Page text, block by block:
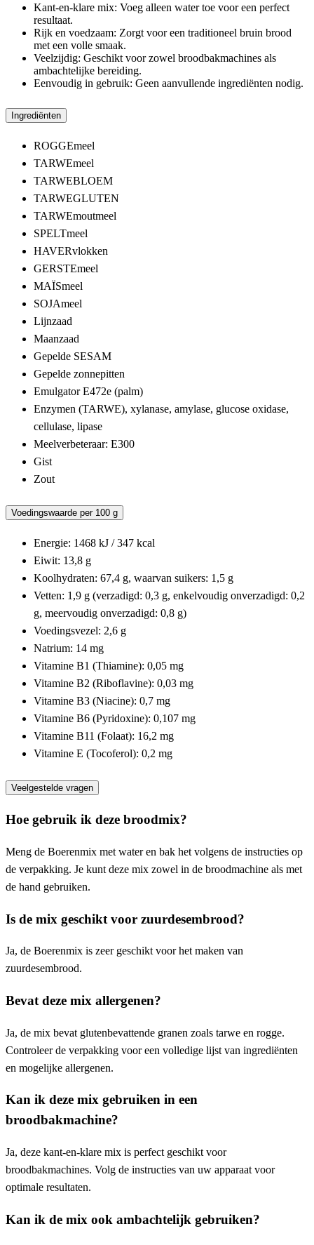
Kant-en-klare mix: Voeg alleen water toe voor een perfect
resultaat.
Rijk en voedzaam: Zorgt voor een traditioneel bruin brood
met een volle smaak.
Veelzijdig: Geschikt voor zowel broodbakmachines als
ambachtelijke bereiding.
Eenvoudig in gebruik: Geen aanvullende ingrediënten nodig.
Ingrediënten
ROGGEmeel
TARWEmeel
TARWEBLOEM
TARWEGLUTEN
TARWEmoutmeel
SPELTmeel
HAVERvlokken
GERSTEmeel
MAÏSmeel
SOJAmeel
Lijnzaad
Maanzaad
Gepelde SESAM
Gepelde zonnepitten
Emulgator E472e (palm)
Enzymen (TARWE), xylanase, amylase, glucose oxidase,
cellulase, lipase
Meelverbeteraar: E300
Gist
Zout
Voedingswaarde per 100 g
Energie: 1468 kJ / 347 kcal
Eiwit: 13,8 g
Koolhydraten: 67,4 g, waarvan suikers: 1,5 g
Vetten: 1,9 g (verzadigd: 0,3 g, enkelvoudig onverzadigd: 0,2
g, meervoudig onverzadigd: 0,8 g)
Voedingsvezel: 2,6 g
Natrium: 14 mg
Vitamine B1 (Thiamine): 0,05 mg
Vitamine B2 (Riboflavine): 0,03 mg
Vitamine B3 (Niacine): 0,7 mg
Vitamine B6 (Pyridoxine): 0,107 mg
Vitamine B11 (Folaat): 16,2 mg
Vitamine E (Tocoferol): 0,2 mg
Veelgestelde vragen
Hoe gebruik ik deze broodmix?
Meng de Boerenmix met water en bak het volgens de instructies op
de verpakking. Je kunt deze mix zowel in de broodmachine als met
de hand gebruiken.
Is de mix geschikt voor zuurdesembrood?
Ja, de Boerenmix is zeer geschikt voor het maken van
zuurdesembrood.
Bevat deze mix allergenen?
Ja, de mix bevat glutenbevattende granen zoals tarwe en rogge.
Controleer de verpakking voor een volledige lijst van ingrediënten
en mogelijke allergenen.
Kan ik deze mix gebruiken in een
broodbakmachine?
Ja, deze kant-en-klare mix is perfect geschikt voor
broodbakmachines. Volg de instructies van uw apparaat voor
optimale resultaten.
Kan ik de mix ook ambachtelijk gebruiken?